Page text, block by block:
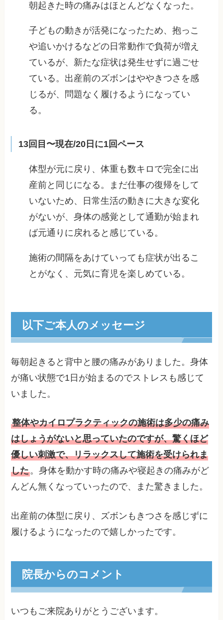
朝起きた時の痛みはほとんどなくなった。
子どもの動きが活発になったため、抱っこ
や追いかけるなどの日常動作で負荷が増え
ているが、新たな症状は発生せずに過ごせ
ている。出産前のズボンはややきつさを感
じるが、問題なく履けるようになってい
る。
13回目〜現在/20日に1回ペース
体型が元に戻り、体重も数キロで完全に出
産前と同じになる。まだ仕事の復帰をして
いないため、日常生活の動きに大きな変化
がないが、身体の感覚として通勤が始まれ
ば元通りに戻れると感じている。
施術の間隔をあけていっても症状が出るこ
とがなく、元気に育児を楽しめている。
以下ご本人のメッセージ
毎朝起きると背中と腰の痛みがありました。身体
が痛い状態で1日が始まるのでストレスも感じて
いました。
整体やカイロプラクティックの施術は多少の痛み
はしょうがないと思っていたのですが、驚くほど
優しい刺激で、リラックスして施術を受けられま
した。身体を動かす時の痛みや寝起きの痛みがど
んどん無くなっていったので、また驚きました。
出産前の体型に戻り、ズボンもきつさを感じずに
履けるようになったので嬉しかったです。
院長からのコメント
いつもご来院ありがとうございます。